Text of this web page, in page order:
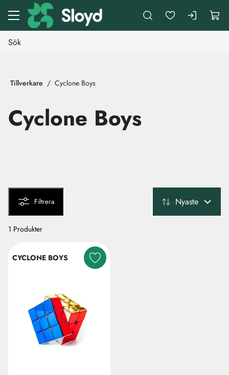
Gå till huvudinnehåll
Tillverkare Cyclone Boys
Cyclone Boys
Filtrera Nyaste
1 Produkter
CYCLONE BOYS